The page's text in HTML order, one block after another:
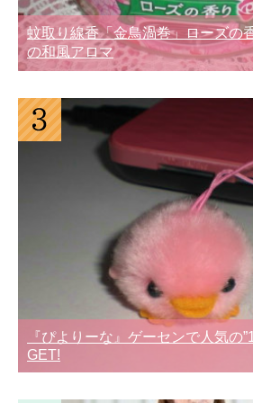
蚊取り線香「金鳥渦巻」ローズの
の和風アロマ
『ぴよりーな』ゲーセンで人気の
GET!